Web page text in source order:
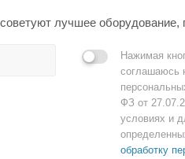
лучшее оборудование,
Нажимая
соглашаюсь
ФЗ от
условиях и
обработку